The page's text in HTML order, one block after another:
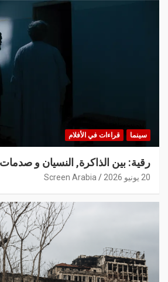
سينما قراءات في الأفلام
رقية: بين الذاكرة, النسيان و
20 يونيو 2026 Screen Arabia